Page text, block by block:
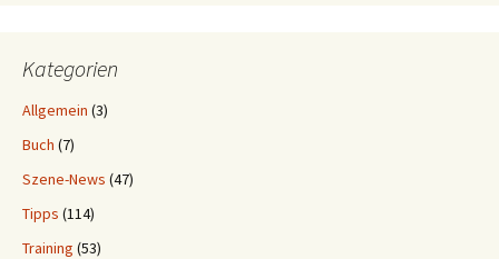
Kategorien
Allgemein (3)
Buch (7)
Szene-News (47)
Tipps (114)
Training (53)